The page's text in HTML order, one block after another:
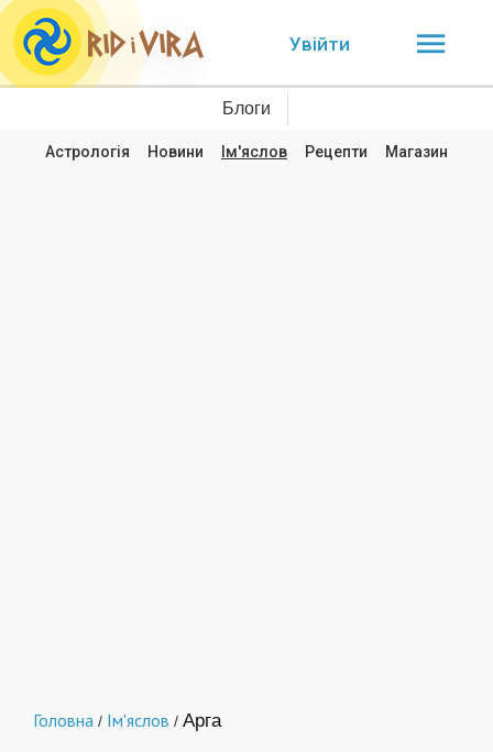
Увійти
Блоги
Астрологія Новини Ім'яслов Рецепти Магазин
Головна / Ім'яслов / Арга